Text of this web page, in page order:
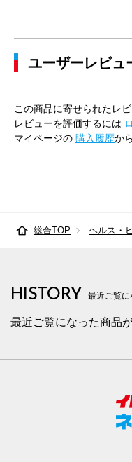
ユーザーレビュ
この商品に寄せられたレ
レビューを評価するには
マイページの 購入履歴か
総合TOP ヘルス・
HISTORY 最近ご覧
最近ご覧になった商品